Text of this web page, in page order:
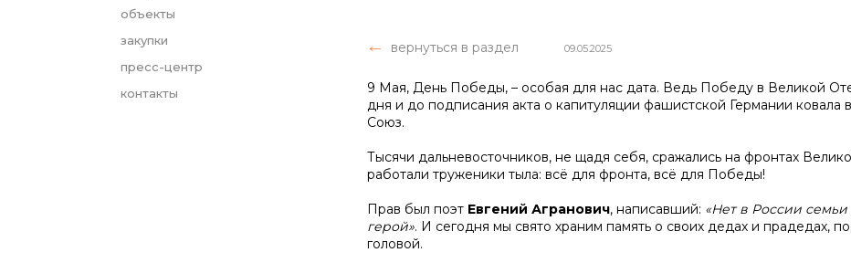
объекты
закупки
пресс-центр
контакты
вернуться в раздел 09.05.2025
9 Мая, День Победы, – особая для нас дата. Ведь Победу в Великой
дня и до подписания акта о капитуляции фашистской Германии ковала
Союз.
Тысячи дальневосточников, не щадя себя, сражались на фронтах
работали труженики тыла: всё для фронта, всё для Победы!
Прав был поэт Евгений Агранович, написавший: «Нет в России
герой». И сегодня мы свято храним память о своих дедах и прадедах,
головой.